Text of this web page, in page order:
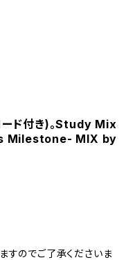
ド付き)。Study Mix
Milestone- MIX by
のでご了承くださいま